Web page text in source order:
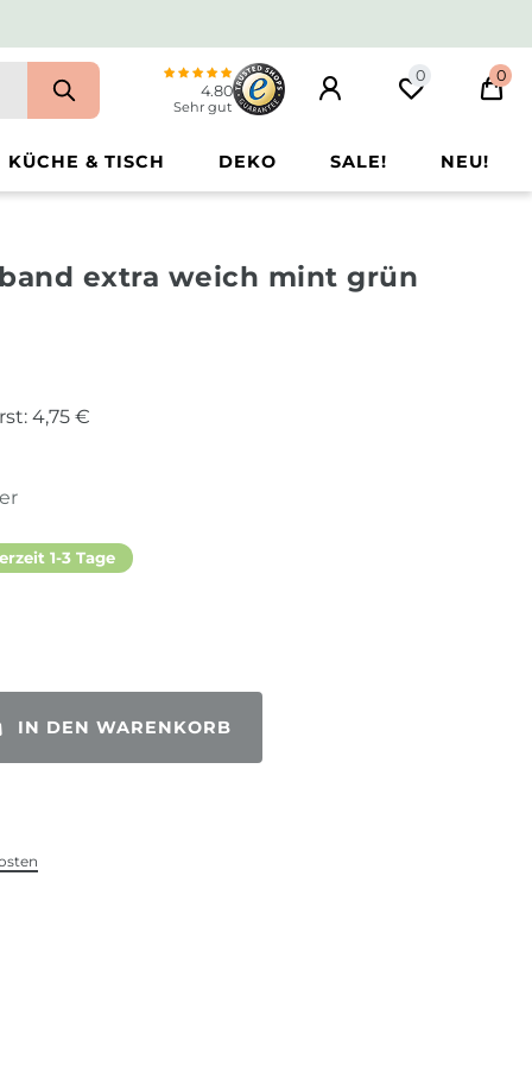
4.80
Sehr gut
0 0
KÜCHE & TISCH DEKO SALE! NEU!
extra weich mint grün
4,75 €
1-3 Tage
IN DEN WARENKORB